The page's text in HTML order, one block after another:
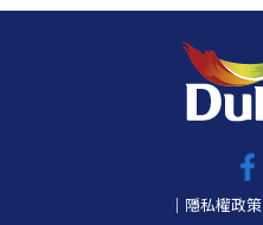
｜ 隱私權政策